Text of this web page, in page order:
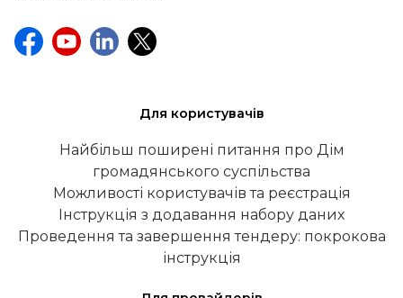
Для користувачів
Найбільш поширені питання про Дім
громадянського суспільства
Можливості користувачів та реєстрація
Інструкція з додавання набору даних
Проведення та завершення тендеру: покрокова
інструкція